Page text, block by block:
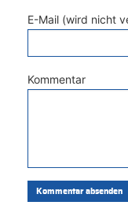
E-Mail (wird nicht
Kommentar